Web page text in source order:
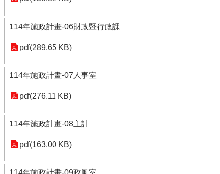
114年施政計畫-06財政暨行政課
pdf(289.65 KB)
114年施政計畫-07人事室
pdf(276.11 KB)
114年施政計畫-08主計
pdf(163.00 KB)
114年施政計畫-09政風室